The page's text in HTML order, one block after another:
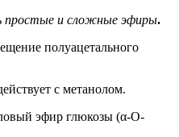
простые и сложные эфиры.
полуацетального
с метанолом.
эфир глюкозы (α-O-